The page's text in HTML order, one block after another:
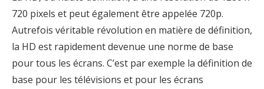
720 pixels et peut également être appelée 720p.
Autrefois véritable révolution en matière de définition,
la HD est rapidement devenue une norme de base
pour tous les écrans. C’est par exemple la définition de
base pour les télévisions et pour les écrans